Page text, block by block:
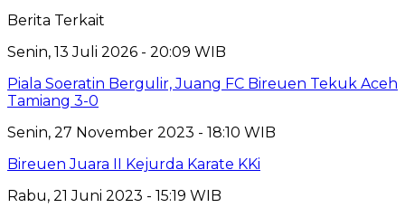
Berita Terkait
Senin, 13 Juli 2026 - 20:09 WIB
Piala Soeratin Bergulir, Juang FC Bireuen Tekuk Aceh
Tamiang 3-0
Senin, 27 November 2023 - 18:10 WIB
Bireuen Juara II Kejurda Karate KKi
Rabu, 21 Juni 2023 - 15:19 WIB